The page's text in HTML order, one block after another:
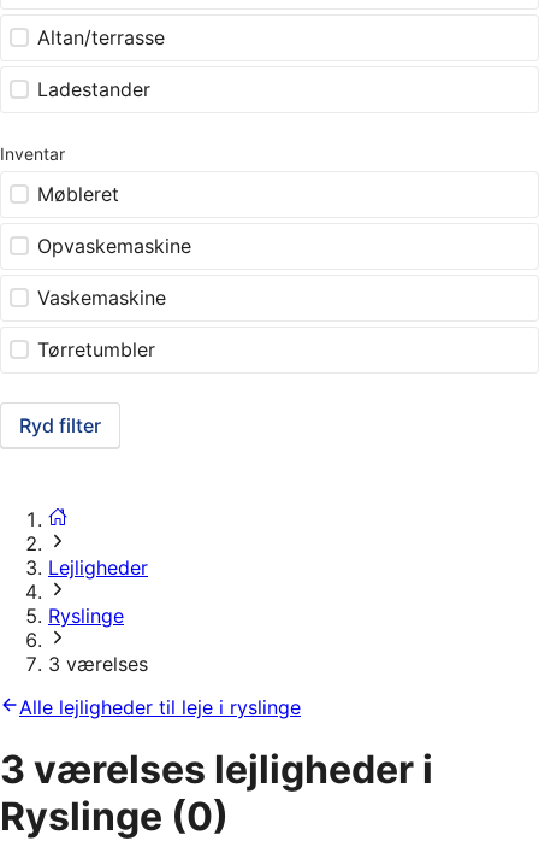
Altan/terrasse
Ladestander
Inventar
Møbleret
Opvaskemaskine
Vaskemaskine
Tørretumbler
Ryd filter
Lejligheder
Ryslinge
3 værelses
Alle lejligheder til leje i ryslinge
3 værelses lejligheder i
Ryslinge (0)